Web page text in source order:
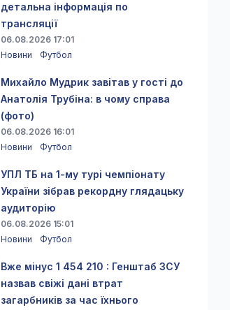
детальна інформація по
трансляції
06.08.2026 17:01
Новини
Футбол
Михайло Мудрик завітав у гості до
Анатолія Трубіна: в чому справа
(фото)
06.08.2026 16:01
Новини
Футбол
УПЛ ТБ на 1-му турі чемпіонату
України зібрав рекордну глядацьку
аудиторію
06.08.2026 15:01
Новини
Футбол
Вже мінус 1 454 210 : Генштаб ЗСУ
назвав свіжі дані втрат
загарбників за час їхнього